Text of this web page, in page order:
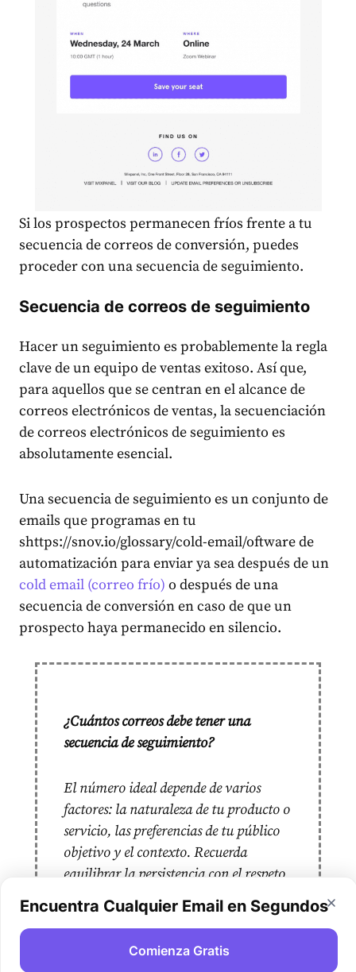
Si los prospectos permanecen fríos frente a tu
secuencia de correos de conversión, puedes
proceder con una secuencia de seguimiento.
Secuencia de correos de seguimiento
Hacer un seguimiento es probablemente la regla
clave de un equipo de ventas exitoso. Así que,
para aquellos que se centran en el alcance de
correos electrónicos de ventas, la secuenciación
de correos electrónicos de seguimiento es
absolutamente esencial.
Una secuencia de seguimiento es un conjunto de
emails que programas en tu
shttps://snov.io/glossary/cold-email/oftware de
automatización para enviar ya sea después de un
cold email (correo frío) o después de una
secuencia de conversión en caso de que un
prospecto haya permanecido en silencio.
¿Cuántos correos debe tener una
secuencia de seguimiento?
El número ideal depende de varios
factores: la naturaleza de tu producto o
servicio, las preferencias de tu público
objetivo y el contexto. Recuerda
equilibrar la persistencia con el respeto
por el tiempo y las preferencias del
prospecto. Típicamente, una serie de 3 a
reflexivos sería apropiada.
Encuentra Cualquier Email en Segundos
Comienza Gratis